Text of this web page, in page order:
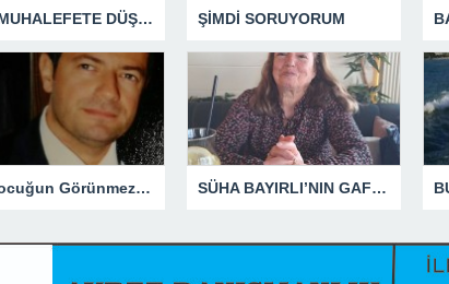
CHP MUHALEFETE DÜŞTÜ ŞİMDİ SORUYORUM
Bir Çocuğun Görünmez Yaraları – 41 “Koparılmış Çocuklar” SÜHA BAYIRLI’NIN GAFLARI